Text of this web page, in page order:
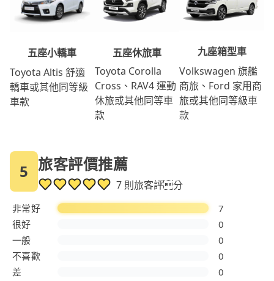
五座小轎車
Toyota Altis 舒適
轎車或其他同等級
車款
五座休旅車
Toyota Corolla
Cross、RAV4 運動
休旅或其他同等車
款
九座箱型車
Volkswagen 旗艦
商旅、Ford 家用商
旅或其他同等級車
款
5 旅客評價推薦
7 則旅客評分
非常好
7
很好
0
一般
0
不喜歡
0
差
0